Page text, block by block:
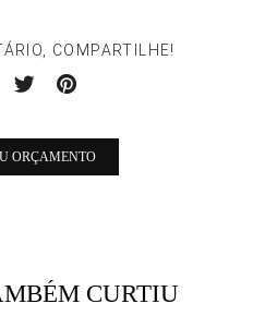
COMPARTILHE!
ORÇAMENTO
CURTIU